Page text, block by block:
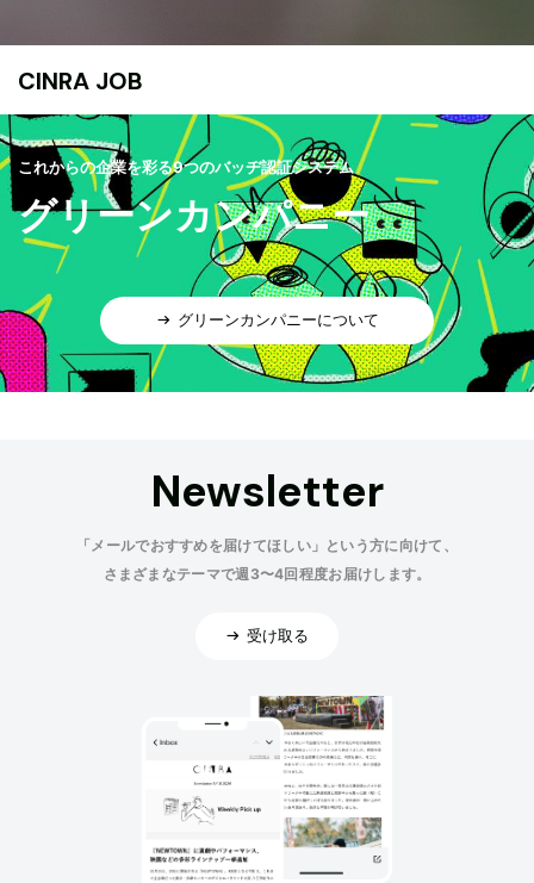
CINRA JOB
これからの企業を彩る9つのバッヂ認証システム
グリーンカンパニー
グリーンカンパニーについて
Newsletter
「メールでおすすめを届けてほしい」という方に向けて、
さまざまなテーマで週3〜4回程度お届けします。
受け取る